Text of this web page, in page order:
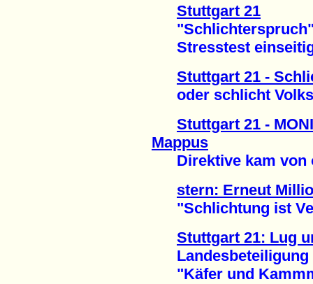
Stuttgart 21
"Schlichterspruch"
Stresstest einseitig
Stuttgart 21 -
oder schlicht
Stuttgart 21 -
Mappus
Direktive kam von
stern: Erneut
"Schlichtung ist
Stuttgart 21: Lug
Landesbeteiligung
"Käfer und